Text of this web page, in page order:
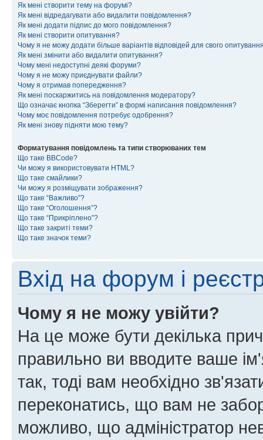
Як мені створити тему на форумі?
Як мені відредагувати або видалити повідомлення?
Як мені додати підпис до мого повідомлення?
Як мені створити опитування?
Чому я не можу додати більше варіантів відповідей для свого
Як мені змінити або видалити опитування?
Чому мені недоступні деякі форуми?
Чому я не можу приєднувати файли?
Чому я отримав попередження?
Як мені поскаржитись на повідомлення модератору?
Що означає кнопка “Зберегти” в формі написання повідомлення?
Чому моє повідомлення потребує одобрення?
Як мені знову підняти мою тему?
Форматування повідомлень та типи створюваних тем
Що таке BBCode?
Чи можу я використовувати HTML?
Що таке смайлики?
Чи можу я розміщувати зображення?
Що таке “Важливо”?
Що таке “Оголошення”?
Що таке “Прикріплено”?
Що таке закриті теми?
Що таке значок теми?
Вхід на форум і
Чому я не можу увійти?
На це може бути декілька
правильно ви вводите ваше
так, тоді вам необхідно
переконатись, що вам не
можливо, що адміністратор